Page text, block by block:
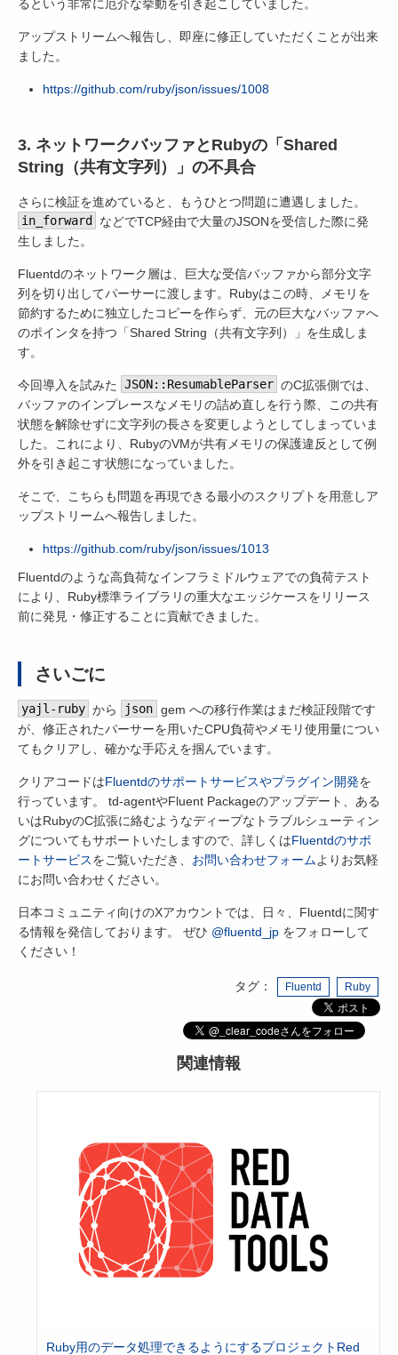
るという非常に厄介な挙動を引き起こしていました。
アップストリームへ報告し、即座に修正していただくことが出来
ました。
https://github.com/ruby/json/issues/1008
3. ネットワークバッファとRubyの「Shared
String（共有文字列）」の不具合
さらに検証を進めていると、もうひとつ問題に遭遇しました。
in_forward
などでTCP経由で大量のJSONを受信した際に発
生しました。
Fluentdのネットワーク層は、巨大な受信バッファから部分文字
列を切り出してパーサーに渡します。Rubyはこの時、メモリを
節約するために独立したコピーを作らず、元の巨大なバッファへ
のポインタを持つ「Shared String（共有文字列）」を生成しま
す。
今回導入を試みた JSON::ResumableParser のC拡張側では、
バッファのインプレースなメモリの詰め直しを行う際、この共有
状態を解除せずに文字列の長さを変更しようとしてしまっていま
した。これにより、RubyのVMが共有メモリの保護違反として例
外を引き起こす状態になっていました。
そこで、こちらも問題を再現できる最小のスクリプトを用意しア
ップストリームへ報告しました。
https://github.com/ruby/json/issues/1013
Fluentdのような高負荷なインフラミドルウェアでの負荷テスト
により、Ruby標準ライブラリの重大なエッジケースをリリース
前に発見・修正することに貢献できました。
さいごに
yajl-ruby から json gem への移行作業はまだ検証段階です
が、修正されたパーサーを用いたCPU負荷やメモリ使用量につい
てもクリアし、確かな手応えを掴んでいます。
クリアコードはFluentdのサポートサービスやプラグイン開発を
行っています。 td-agentやFluent Packageのアップデート、ある
いはRubyのC拡張に絡むようなディープなトラブルシューティン
グについてもサポートいたしますので、詳しくはFluentdのサポ
ートサービスをご覧いただき、 お問い合わせフォームよりお気軽
にお問い合わせください。
日本コミュニティ向けのXアカウントでは、日々、Fluentdに関す
る情報を発信しております。 ぜひ @fluentd_jp をフォローして
ください！
タグ： Fluentd Ruby
関連情報
Ruby用のデータ処理できるようにするプロジェクトRed